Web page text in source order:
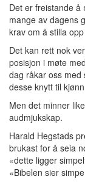
Det er freistande å
mange av dagens
krav om å stilla
Det kan rett nok
posisjon i møte
dag råkar oss
desse knytt til
Men det minner
audmjukskap.
Harald Hegstads
brukast for å seia
«dette ligger
«Bibelen sier